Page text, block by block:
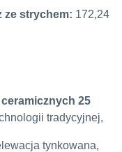
ze strychem: 172,24
25
tradycyjnej,
tynkowana,